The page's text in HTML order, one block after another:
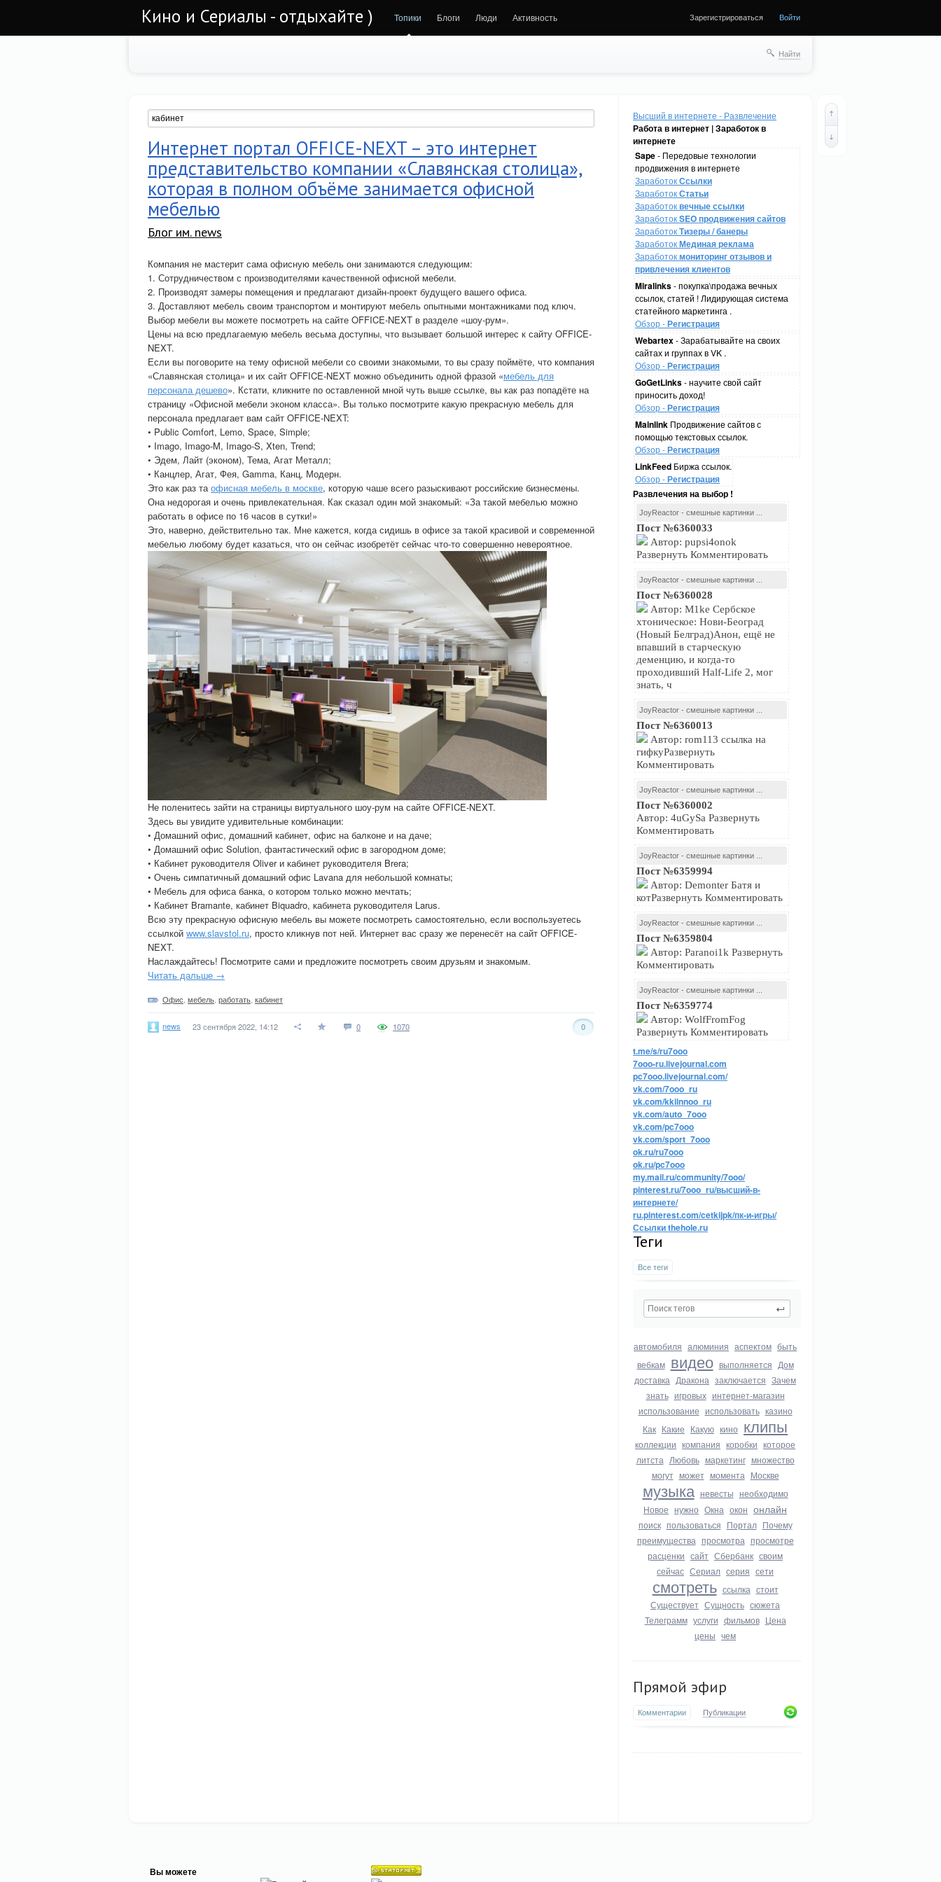
Кино и Сериалы - отдыхайте ) Топики Блоги Люди Активность Зарегистрироваться Войти
Найти
Высший в интернете - Развлечение
Работа в интернет | Заработок в
интернете
Sape- Передовые технологии
продвижения в интернете
ЗаработокСсылки
ЗаработокСтатьи
Заработоквечные ссылки
ЗаработокSEO продвижения сайтов
ЗаработокТизеры / банеры
ЗаработокМединая реклама
Заработокмониторинг отзывов и
привлечения клиентов
Miralinks- покупка\продажа вечных
ссылок, статей ! Лидирующая система
статейного маркетинга .
Обзор -Регистрация
Webartex- Зарабатывайте на своих
сайтах и группах в VK .
Обзор -Регистрация
GoGetLinks- научите свой сайт
приносить доход!
Обзор -Регистрация
Mainlink Продвижение сайтов с
помощью текстовых ссылок.
Обзор -Регистрация
LinkFeed Биржа ссылок.
Обзор -Регистрация
Развлечения на выбор !
JoyReactor - смешные картинки ...
Пост №6360033
Автор: pupsi4onok
Развернуть Комментировать
JoyReactor - смешные картинки ...
Пост №6360028
Автор: M1ke Сербское
хтоническое: Нови-Београд
(Новый Белград)Анон, ещё не
впавший в старческую
деменцию, и когда-то
проходивший Half-Life 2, мог
знать, ч
JoyReactor - смешные картинки ...
Пост №6360013
Автор: rom113 ссылка на
гифкуРазвернуть
Комментировать
JoyReactor - смешные картинки ...
Пост №6360002
Автор: 4uGySa Развернуть
Комментировать
JoyReactor - смешные картинки ...
Пост №6359994
Автор: Demonter Батя и
котРазвернуть Комментировать
JoyReactor - смешные картинки ...
Пост №6359804
Автор: Paranoi1k Развернуть
Комментировать
JoyReactor - смешные картинки ...
Пост №6359774
Автор: WolfFromFog
Развернуть Комментировать
t.me/s/ru7ooo
7ooo-ru.livejournal.com
pc7ooo.livejournal.com/
vk.com/7ooo_ru
vk.com/kkiinnoo_ru
vk.com/auto_7ooo
vk.com/pc7ooo
vk.com/sport_7ooo
ok.ru/ru7ooo
ok.ru/pc7ooo
my.mail.ru/community/7ooo/
pinterest.ru/7ooo_ru/высший-в-
интернете/
ru.pinterest.com/cetkijpk/пк-и-игры/
Ссылки thehole.ru
Теги
Все теги
автомобиля алюминия аспектом быть
вебкам видео выполняется Дом
доставка Дракона заключается Зачем
знать игровых интернет-магазин
использование использовать казино
Как Какие Какую кино клипы
коллекции компания коробки которое
литста Любовь маркетинг множество
могут может момента Москве
музыка невесты необходимо
Новое нужно Окна окон онлайн
поиск пользоваться Портал Почему
преимущества просмотра просмотре
расценки сайт Сбербанк своим
сейчас Сериал серия сети
смотреть ссылка стоит
Существует Сущность сюжета
Телеграмм услуги фильмов Цена
цены чем
Прямой эфир
Комментарии Публикации
Интернет портал OFFICE-NEXT – это интернет
представительство компании «Славянская столица»,
которая в полном объёме занимается офисной
мебелью
Блог им. news
Компания не мастерит сама офисную мебель они занимаются следующим:
1. Сотрудничеством с производителями качественной офисной мебели.
2. Производят замеры помещения и предлагают дизайн-проект будущего вашего офиса.
3. Доставляют мебель своим транспортом и монтируют мебель опытными монтажниками под ключ.
Выбор мебели вы можете посмотреть на сайте OFFICE-NEXT в разделе «шоу-рум».
Цены на всю предлагаемую мебель весьма доступны, что вызывает большой интерес к сайту OFFICE-
NEXT.
Если вы поговорите на тему офисной мебели со своими знакомыми, то вы сразу поймёте, что компания
«Славянская столица» и их сайт OFFICE-NEXT можно объединить одной фразой «мебель для
персонала дешево». Кстати, кликните по оставленной мной чуть выше ссылке, вы как раз попадёте на
страницу «Офисной мебели эконом класса». Вы только посмотрите какую прекрасную мебель для
персонала предлагает вам сайт OFFICE-NEXT:
• Public Comfort, Lemo, Space, Simple;
• Imago, Imago-M, Imago-S, Xten, Trend;
• Эдем, Лайт (эконом), Тема, Агат Металл;
• Канцлер, Агат, Фея, Gamma, Канц, Модерн.
Это как раз таофисная мебель в москве, которую чаше всего разыскивают российские бизнесмены.
Она недорогая и очень привлекательная. Как сказал один мой знакомый: «За такой мебелью можно
работать в офисе по 16 часов в сутки!»
Это, наверно, действительно так. Мне кажется, когда сидишь в офисе за такой красивой и современной
мебелью любому будет казаться, что он сейчас изобретёт сейчас что-то совершенно невероятное.
Не поленитесь зайти на страницы виртуального шоу-рум на сайте OFFICE-NEXT.
Здесь вы увидите удивительные комбинации:
• Домашний офис, домашний кабинет, офис на балконе и на даче;
• Домашний офис Solution, фантастический офис в загородном доме;
• Кабинет руководителя Oliver и кабинет руководителя Brera;
• Очень симпатичный домашний офис Lavana для небольшой комнаты;
• Мебель для офиса банка, о котором только можно мечтать;
• Кабинет Bramante, кабинет Biquadro, кабинета руководителя Larus.
Всю эту прекрасную офисную мебель вы можете посмотреть самостоятельно, если воспользуетесь
ссылкой www.slavstol.ru, просто кликнув пот ней. Интернет вас сразу же перенесёт на сайт OFFICE-
NEXT.
Наслаждайтесь! Посмотрите сами и предложите посмотреть своим друзьям и знакомым.
Читать дальше →
Офис мебель работать кабинет
news 23 сентября 2022, 14:12 0 0
1070
Вы можете